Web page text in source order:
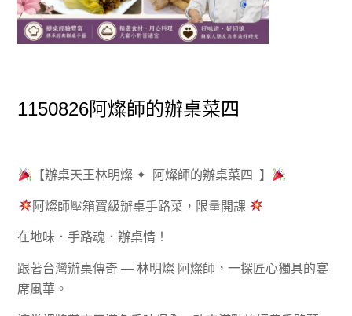
1150826阿燦師的辦桌菜四
【辦桌天王林明燦 ✦ 阿燦師的辦桌菜四 】
阿燦師壓箱寶級辦桌手路菜，限量開課
在地味．手路魂．辦桌情！
跟著台灣辦桌傳奇 — 林明燦 阿燦師，一探匠心獨具的宴
席風華。